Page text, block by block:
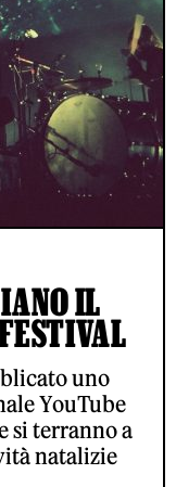
IL
uno
YouTube
si terranno a
natalizie